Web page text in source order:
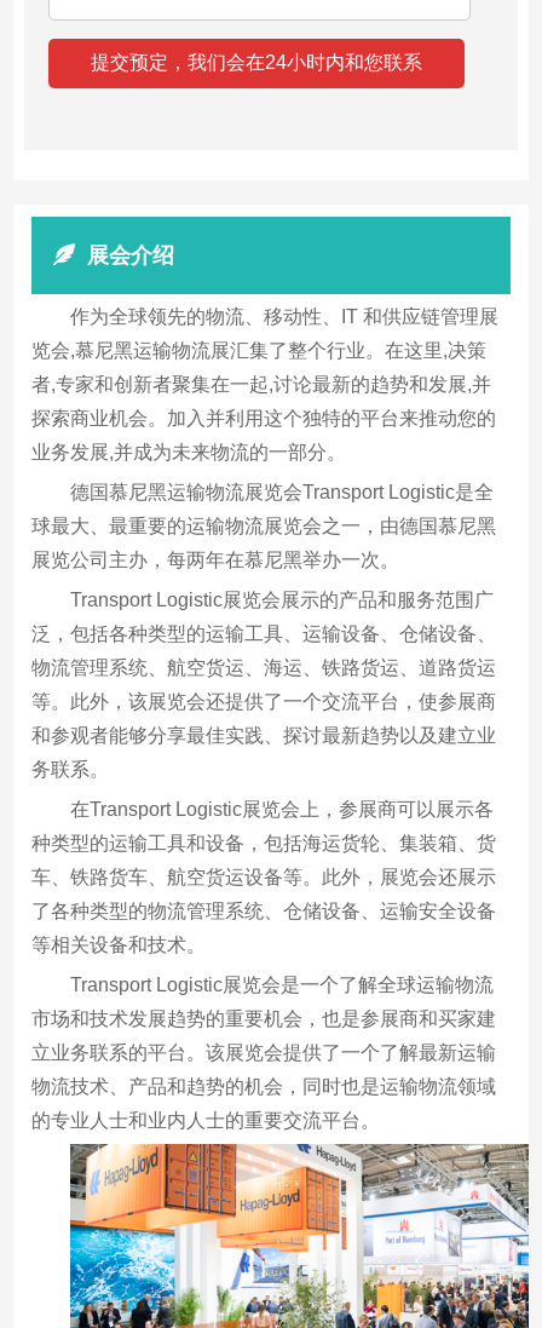
展会介绍
作为全球领先的物流、移动性、IT 和供应链管理展
览会,慕尼黑运输物流展汇集了整个行业。在这里,决策
者,专家和创新者聚集在一起,讨论最新的趋势和发展,并
探索商业机会。加入并利用这个独特的平台来推动您的
业务发展,并成为未来物流的一部分。
德国慕尼黑运输物流展览会Transport Logistic是全
球最大、最重要的运输物流展览会之一，由德国慕尼黑
展览公司主办，每两年在慕尼黑举办一次。
Transport Logistic展览会展示的产品和服务范围广
泛，包括各种类型的运输工具、运输设备、仓储设备、
物流管理系统、航空货运、海运、铁路货运、道路货运
等。此外，该展览会还提供了一个交流平台，使参展商
和参观者能够分享最佳实践、探讨最新趋势以及建立业
务联系。
在Transport Logistic展览会上，参展商可以展示各
种类型的运输工具和设备，包括海运货轮、集装箱、货
车、铁路货车、航空货运设备等。此外，展览会还展示
了各种类型的物流管理系统、仓储设备、运输安全设备
等相关设备和技术。
Transport Logistic展览会是一个了解全球运输物流
市场和技术发展趋势的重要机会，也是参展商和买家建
立业务联系的平台。该展览会提供了一个了解最新运输
物流技术、产品和趋势的机会，同时也是运输物流领域
的专业人士和业内人士的重要交流平台。